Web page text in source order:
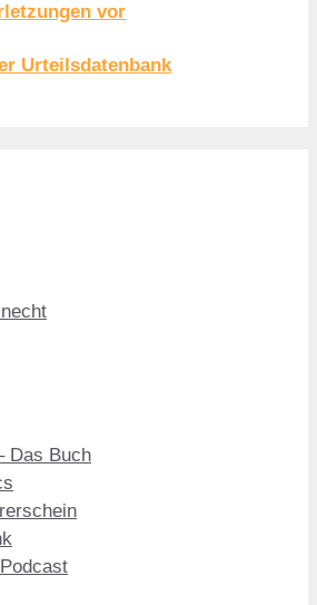
vor
Urteilsdatenbank
Das Buch